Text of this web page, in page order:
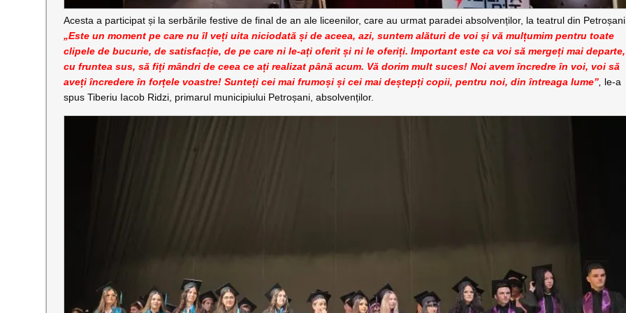
Acesta a participat și la serbările festive de final de an ale liceenilor, care au urmat paradei absolvenților, la teatrul din Petroșani
„Este un moment pe care nu îl veți uita niciodată și de aceea, azi, suntem alături de voi și vă mulțumim pentru toate
clipele de bucurie, de satisfacție, de pe care ni le-ați oferit și ni le oferiți. Important este ca voi să mergeți mai departe,
cu fruntea sus, să fiți mândri de ceea ce ați realizat până acum. Vă dorim mult suces! Noi avem încredre în voi, voi să
aveți încredere în forțele voastre! Sunteți cei mai frumoși și cei mai deștepți copii, pentru noi, din întreaga lume”, le-a
spus Tiberiu Iacob Ridzi, primarul municipiului Petroșani, absolvenților.